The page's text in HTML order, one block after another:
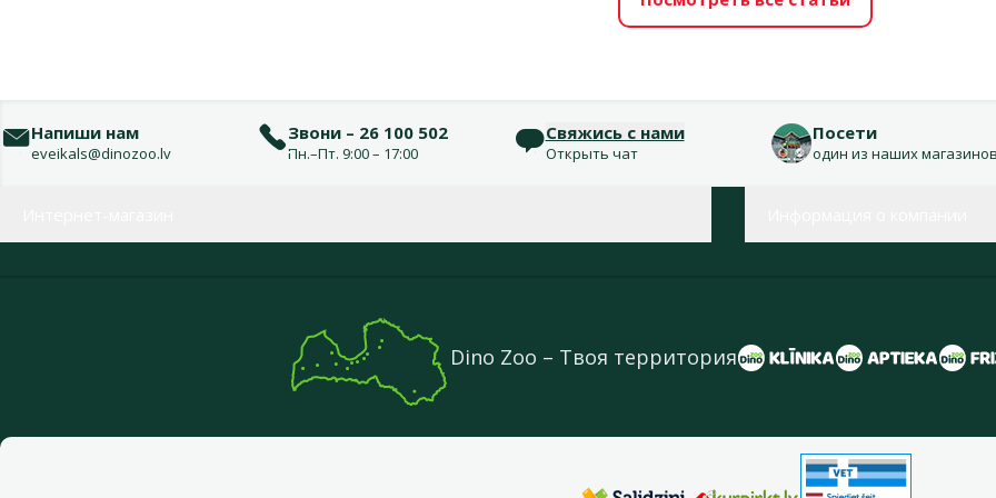
Напиши нам
eveikals@dinozoo.lv
Звони – 26 100 502
Пн.–Пт. 9:00 – 17:00
Свяжись с нами
Открыть чат
Посети
один из наших
Dino Zoo – Твоя территория